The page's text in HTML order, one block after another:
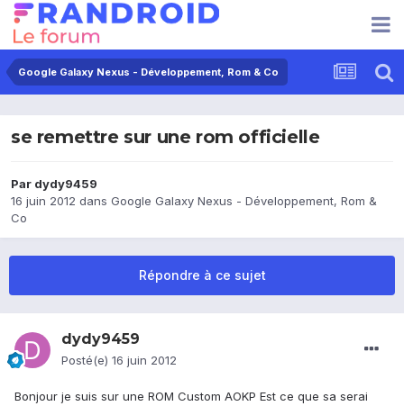
Google Galaxy Nexus - Développement, Rom & Co
se remettre sur une rom officielle
Par dydy9459
16 juin 2012 dans Google Galaxy Nexus - Développement, Rom &
Co
Répondre à ce sujet
dydy9459
Posté(e) 16 juin 2012
Bonjour je suis sur une ROM Custom AOKP Est ce que sa serai